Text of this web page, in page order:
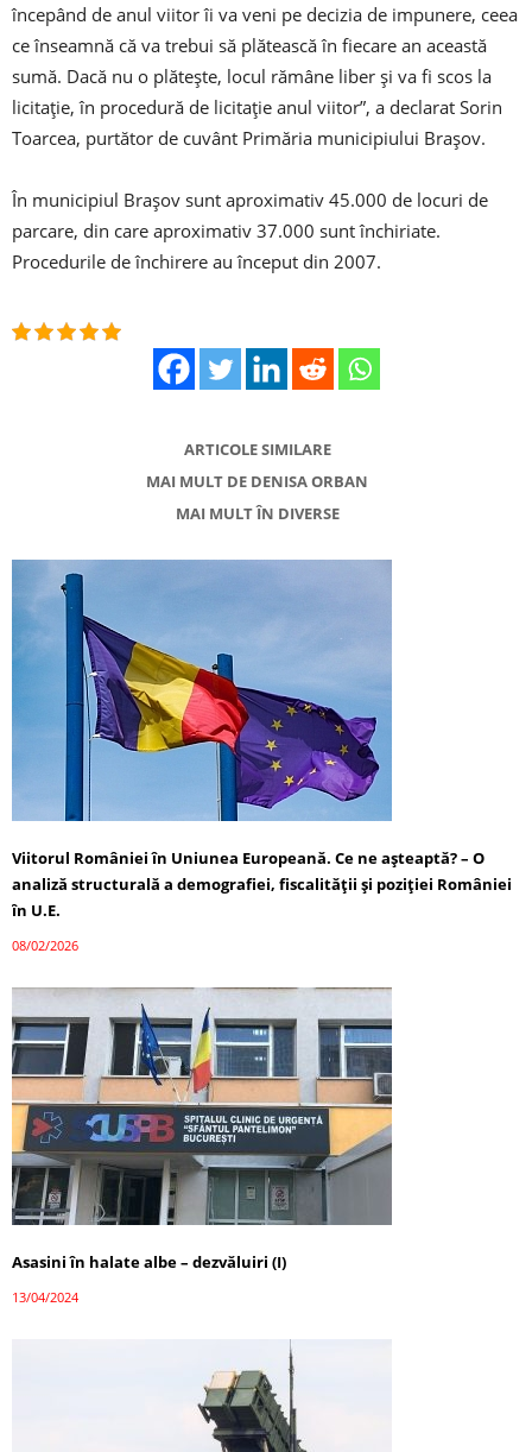
începând de anul viitor îi va veni pe decizia de impunere, ceea
ce înseamnă că va trebui să plătească în fiecare an această
sumă. Dacă nu o plăteşte, locul rămâne liber şi va fi scos la
licitaţie, în procedură de licitaţie anul viitor”, a declarat Sorin
Toarcea, purtător de cuvânt Primăria municipiului Braşov.
În municipiul Braşov sunt aproximativ 45.000 de locuri de
parcare, din care aproximativ 37.000 sunt închiriate.
Procedurile de închirere au început din 2007.
ARTICOLE SIMILARE
MAI MULT DE DENISA ORBAN
MAI MULT ÎN DIVERSE
Viitorul României în Uniunea Europeană. Ce ne așteaptă? – O
analiză structurală a demografiei, fiscalității și poziției României
în U.E.
08/02/2026
Asasini în halate albe – dezvăluiri (I)
13/04/2024